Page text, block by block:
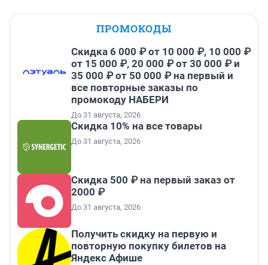
ПРОМОКОДЫ
Скидка 6 000 ₽ от 10 000 ₽, 10 000 ₽
от 15 000 ₽, 20 000 ₽ от 30 000 ₽ и
35 000 ₽ от 50 000 ₽ на первый и
все повторные заказы по
промокоду НАБЕРИ
До 31 августа, 2026
Скидка 10% на все товары
До 31 августа, 2026
Скидка 500 ₽ на первый заказ от
2000 ₽
До 31 августа, 2026
Получить скидку на первую и
повторную покупку билетов на
Яндекс Афише